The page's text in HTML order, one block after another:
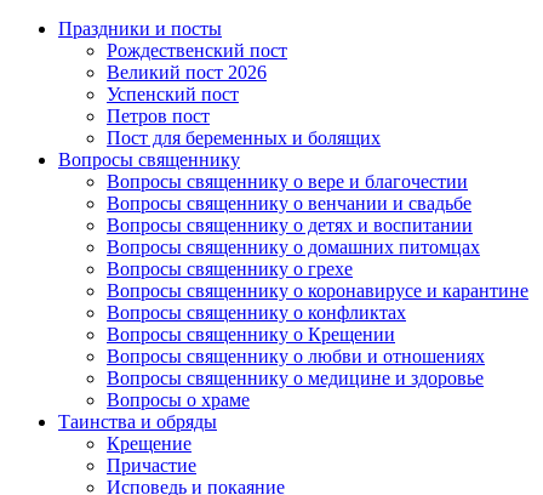
Праздники и посты
Рождественский пост
Великий пост 2026
Успенский пост
Петров пост
Пост для беременных и болящих
Вопросы священнику
Вопросы священнику о вере и благочестии
Вопросы священнику о венчании и свадьбе
Вопросы священнику о детях и воспитании
Вопросы священнику о домашних питомцах
Вопросы священнику о грехе
Вопросы священнику о коронавирусе и карантине
Вопросы священнику о конфликтах
Вопросы священнику о Крещении
Вопросы священнику о любви и отношениях
Вопросы священнику о медицине и здоровье
Вопросы о храме
Таинства и обряды
Крещение
Причастие
Исповедь и покаяние